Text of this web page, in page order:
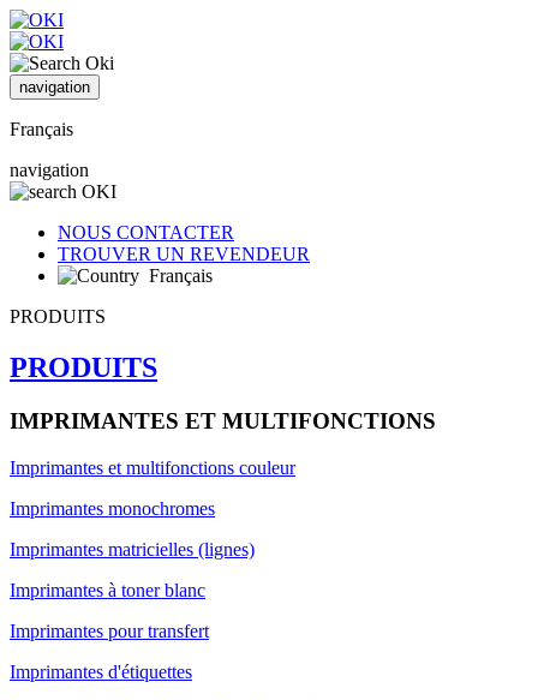
navigation
Français
navigation
NOUS CONTACTER
TROUVER UN REVENDEUR
Français
PRODUITS
PRODUITS
IMPRIMANTES ET MULTIFONCTIONS
Imprimantes et multifonctions couleur
Imprimantes monochromes
Imprimantes matricielles (lignes)
Imprimantes à toner blanc
Imprimantes pour transfert
Imprimantes d'étiquettes